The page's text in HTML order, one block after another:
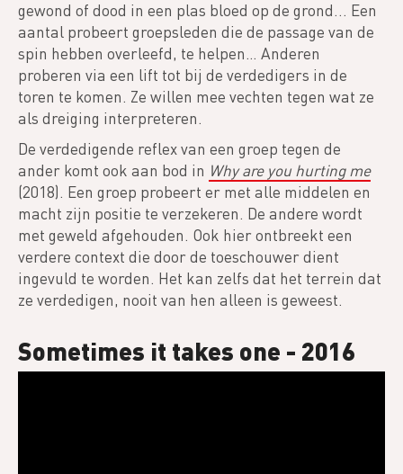
gewond of dood in een plas bloed op de grond... Een
aantal probeert groepsleden die de passage van de
spin hebben overleefd, te helpen… Anderen
proberen via een lift tot bij de verdedigers in de
toren te komen. Ze willen mee vechten tegen wat ze
als dreiging interpreteren.
De verdedigende reflex van een groep tegen de
ander komt ook aan bod in Why are you hurting me
(2018). Een groep probeert er met alle middelen en
macht zijn positie te verzekeren. De andere wordt
met geweld afgehouden. Ook hier ontbreekt een
verdere context die door de toeschouwer dient
ingevuld te worden. Het kan zelfs dat het terrein dat
ze verdedigen, nooit van hen alleen is geweest.
Sometimes it takes one - 2016